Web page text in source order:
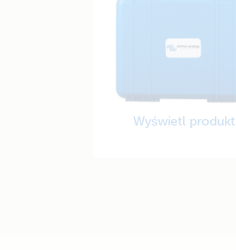
Wyświetl produkt